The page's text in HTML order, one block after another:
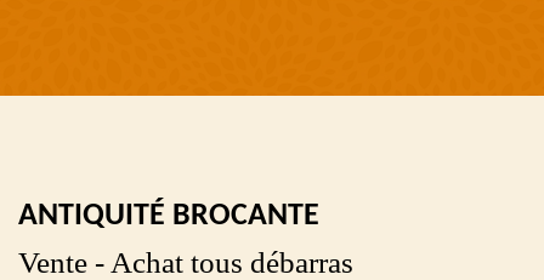
ANTIQUITÉ BROCANTE
Vente - Achat tous débarras